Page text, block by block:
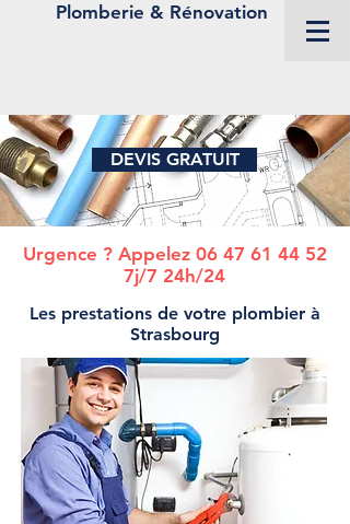
Plomberie & Rénovation
DEVIS GRATUIT
Urgence ? Appelez 06 47 61 44 52
7j/7 24h/24
Les prestations de votre plombier à
Strasbourg